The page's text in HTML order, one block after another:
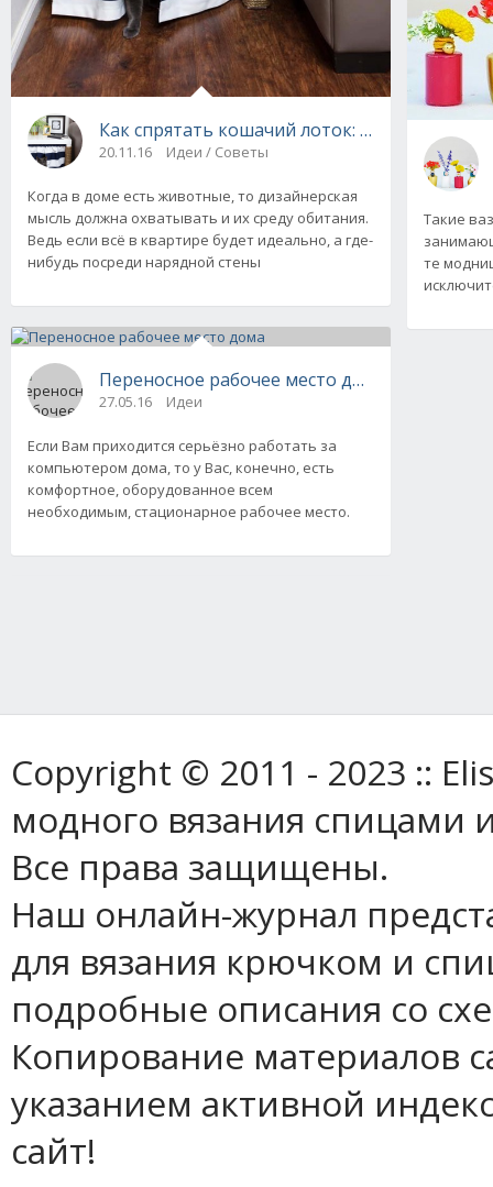
Как спрятать кошачий лоток: советы и идеи
20.11.16 Идеи / Советы
Когда в доме есть животные, то дизайнерская
мысль должна охватывать и их среду обитания.
Ведь если всё в квартире будет идеально, а где-
нибудь посреди нарядной стены
Переносное рабочее место дома
27.05.16 Идеи
Если Вам приходится серьёзно работать за
компьютером дома, то у Вас, конечно, есть
комфортное, оборудованное всем
необходимым, стационарное рабочее место.
Такие
те
Copyright © 2011 - 2023 ::
модного вязания спицами
Все права защищены.
Наш онлайн-журнал
для вязания крючком и
подробные описания со
Копирование материалов
указанием активной
сайт!